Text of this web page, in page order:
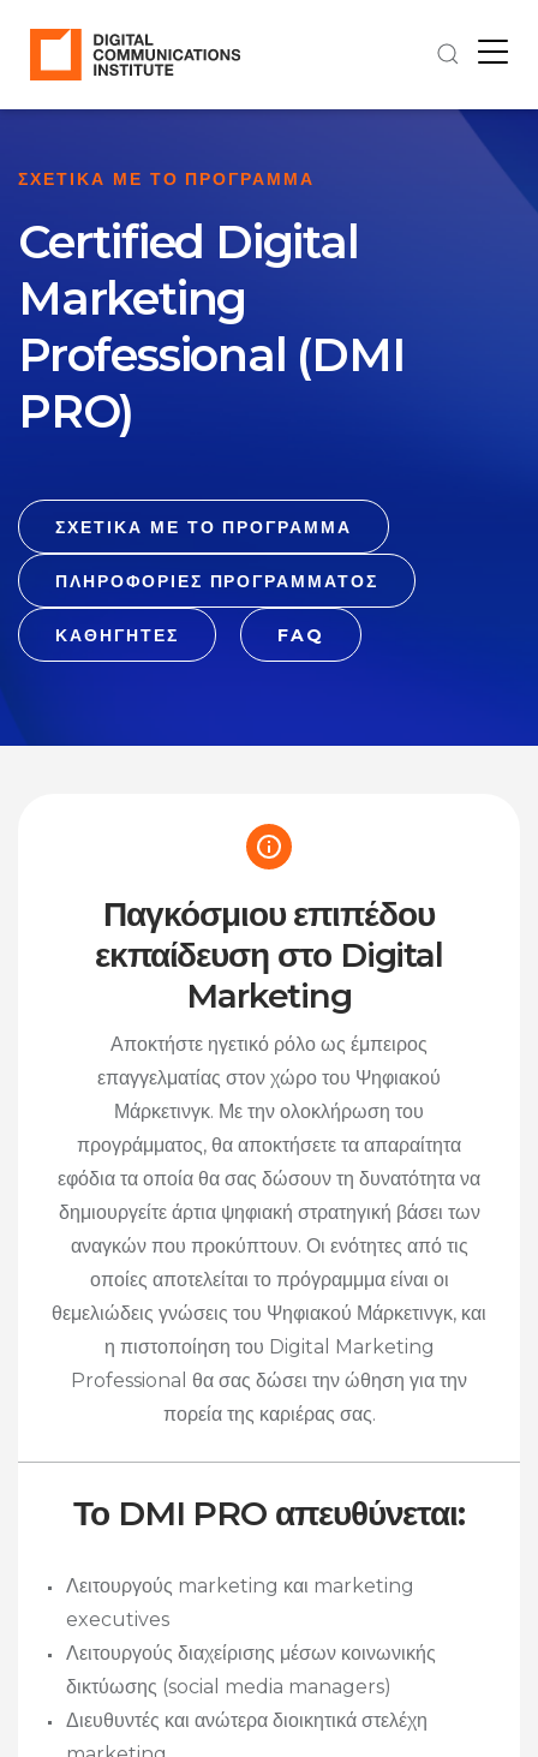
ΣΧΕΤΙΚΑ ΜΕ ΤΟ ΠΡΟΓΡΑΜΜΑ
Certified Digital
Marketing
Professional (DMI
PRO)
ΣΧΕΤΙΚΑ ΜΕ ΤΟ ΠΡΟΓΡΑΜΜΑ
ΠΛΗΡΟΦΟΡΙΕΣ ΠΡΟΓΡΑΜΜΑΤΟΣ
ΚΑΘΗΓΗΤΕΣ FAQ
Παγκόσμιου επιπέδου
εκπαίδευση στο Digital
Marketing
Αποκτήστε ηγετικό ρόλο ως έμπειρος
επαγγελματίας στον χώρο του Ψηφιακού
Μάρκετινγκ. Με την ολοκλήρωση του
προγράμματος, θα αποκτήσετε τα απαραίτητα
εφόδια τα οποία θα σας δώσουν τη δυνατότητα να
δημιουργείτε άρτια ψηφιακή στρατηγική βάσει των
αναγκών που προκύπτουν. Οι ενότητες από τις
οποίες αποτελείται το πρόγραμμμα είναι οι
θεμελιώδεις γνώσεις του Ψηφιακού Μάρκετινγκ, και
η πιστοποίηση του Digital Marketing
Professional θα σας δώσει την ώθηση για την
πορεία της καριέρας σας.
Το DMI PRO απευθύνεται:
Λειτουργούς marketing και marketing
executives
Λειτουργούς διαχείρισης μέσων κοινωνικής
δικτύωσης (social media managers)
Διευθυντές και ανώτερα διοικητικά στελέχη